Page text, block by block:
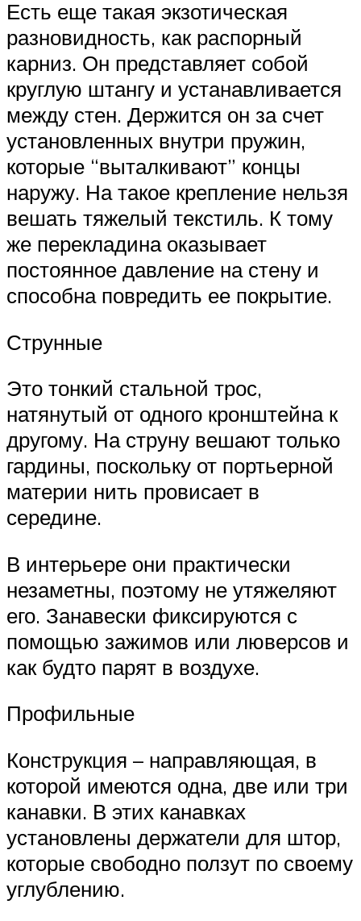
Есть еще такая экзотическая
разновидность, как распорный
карниз. Он представляет собой
круглую штангу и устанавливается
между стен. Держится он за счет
установленных внутри пружин,
которые “выталкивают” концы
наружу. На такое крепление нельзя
вешать тяжелый текстиль. К тому
же перекладина оказывает
постоянное давление на стену и
способна повредить ее покрытие.
Струнные
Это тонкий стальной трос,
натянутый от одного кронштейна к
другому. На струну вешают только
гардины, поскольку от портьерной
материи нить провисает в
середине.
В интерьере они практически
незаметны, поэтому не утяжеляют
его. Занавески фиксируются с
помощью зажимов или люверсов и
как будто парят в воздухе.
Профильные
Конструкция – направляющая, в
которой имеются одна, две или три
канавки. В этих канавках
установлены держатели для штор,
которые свободно ползут по своему
углублению.